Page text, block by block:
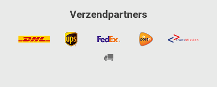
Verzendpartners